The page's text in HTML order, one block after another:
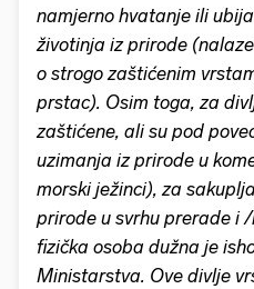
namjerno hvatanje ili
životinja iz prirode
o strogo zaštićenim
prstac). Osim toga, za
zaštićene, ali su pod
uzimanja iz prirode u
morski ježinci), za
prirode u svrhu prerade i
fizička osoba dužna je
Ministarstva. Ove divlje